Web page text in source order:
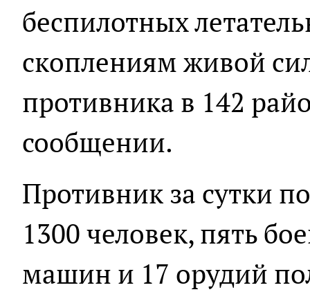
беспилотных
скоплениям живой
противника в 142
сообщении.
Противник за сутки
1300 человек, пять
машин и 17 орудий